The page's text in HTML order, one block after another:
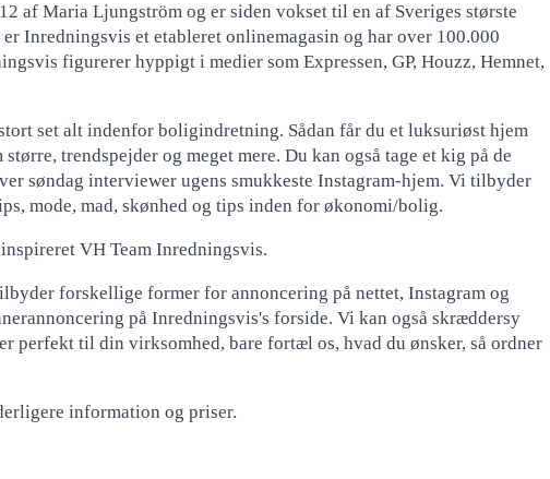
af Maria Ljungström og er siden vokset til en af ​​Sveriges største
Inredningsvis et etableret onlinemagasin og har over 100.000
figurerer hyppigt i medier som Expressen, GP, Houzz, Hemnet,
set alt indenfor boligindretning. Sådan får du et luksuriøst hjem
trendspejder og meget mere. Du kan også tage et kig på de
søndag interviewer ugens smukkeste Instagram-hjem. Vi tilbyder
mode, mad, skønhed og tips inden for økonomi/bolig.
VH Team Inredningsvis.
forskellige former for annoncering på nettet, Instagram og
på Inredningsvis's forside. Vi kan også skræddersy
perfekt til din virksomhed, bare fortæl os, hvad du ønsker, så ordner
information og priser.